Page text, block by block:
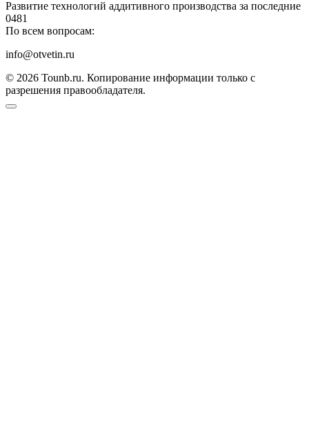
Развитие технологий аддитивного производства за последние
0481
По всем вопросам:
info@otvetin.ru
© 2026 Tounb.ru. Копирование информации только с
разрешения правообладателя.